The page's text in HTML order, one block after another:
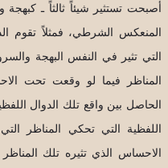
أصبحت تستثير شيئاً ثالثاً ـ
المنعكس الشرطي، فمثلاً تقوم
التي تثير في النفس البهجة
المناظر فيما لو وقعت تحت
الحاصل بين واقع تلك الدوال
اللفظية التي تحكي المناظر
الاحساس الذي تثيره تلك